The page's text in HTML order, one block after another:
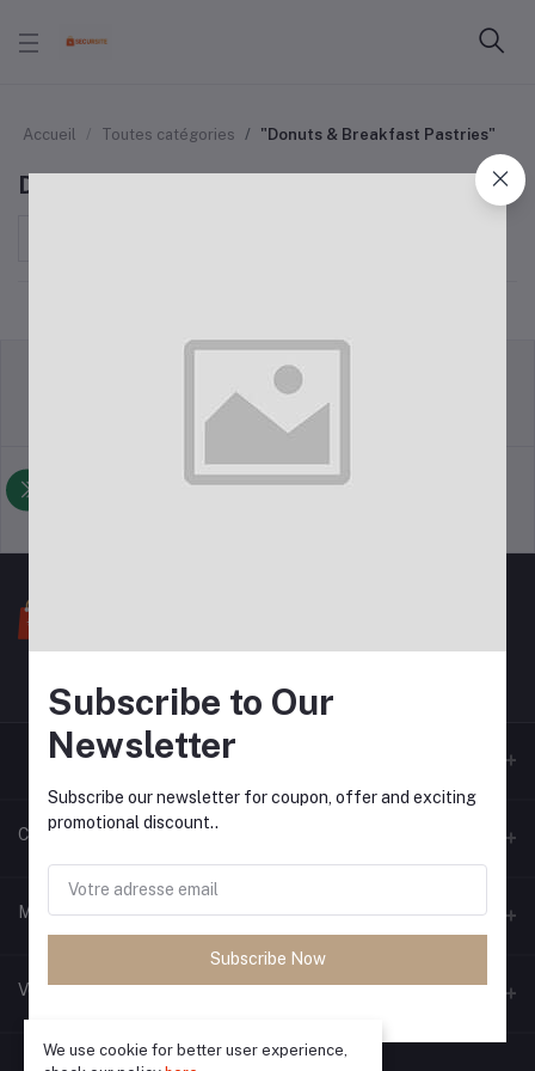
Accueil Toutes catégories "Donuts & Breakfast Pastries"
Donuts & Breakfast Pastries
Termes et conditions
Politique de retour
Contacts
Mon compte
S'identifier
Vendeur zone
Devenir vendeur Appliquer maintenant
We use cookie for better user experience,
Subscribe to Our
Newsletter
Subscribe our newsletter for coupon, offer and exciting
promotional discount..
Subscribe Now